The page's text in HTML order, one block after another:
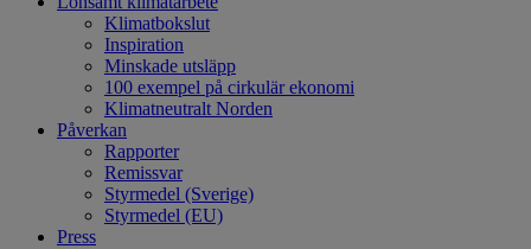
Klimatbokslut
Inspiration
Minskade utsläpp
100 exempel på cirkulär ekonomi
Klimatneutralt Norden
Påverkan
Rapporter
Remissvar
Styrmedel (Sverige)
Styrmedel (EU)
Press